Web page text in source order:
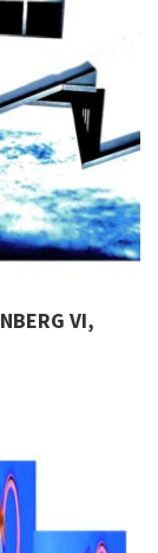
VI,